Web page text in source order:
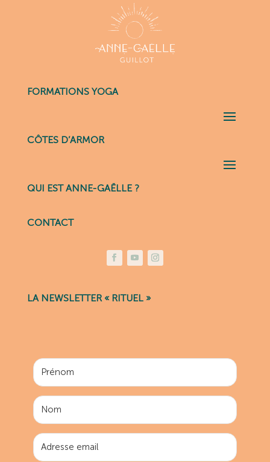
FORMATIONS YOGA
CÔTES D’ARMOR
QUI EST ANNE-GAËLLE ?
CONTACT
LA NEWSLETTER « RITUEL »